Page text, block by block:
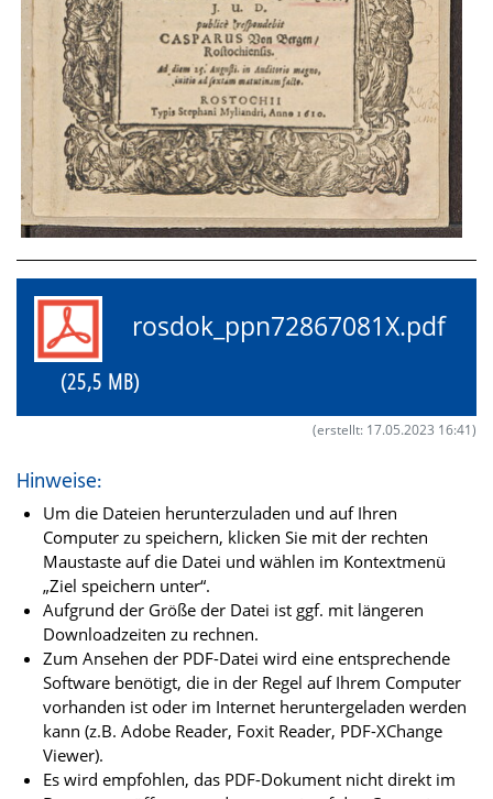
rosdok_ppn72867081X.pdf
(25,5 MB)
(erstellt: 17.05.2023 16:41)
Hinweise:
Um die Dateien herunterzuladen und auf Ihren
Computer zu speichern, klicken Sie mit der rechten
Maustaste auf die Datei und wählen im Kontextmenü
„Ziel speichern unter“.
Aufgrund der Größe der Datei ist ggf. mit längeren
Downloadzeiten zu rechnen.
Zum Ansehen der PDF-Datei wird eine entsprechende
Software benötigt, die in der Regel auf Ihrem Computer
vorhanden ist oder im Internet heruntergeladen werden
kann (z.B. Adobe Reader, Foxit Reader, PDF-XChange
Viewer).
Es wird empfohlen, das PDF-Dokument nicht direkt im